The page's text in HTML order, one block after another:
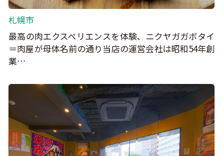
札幌市
最高の肉エクスペリエンスを体験、ニクヤガガボタイ
＝肉屋が母体名前の通り当店の運営会社は昭和54年創
業…